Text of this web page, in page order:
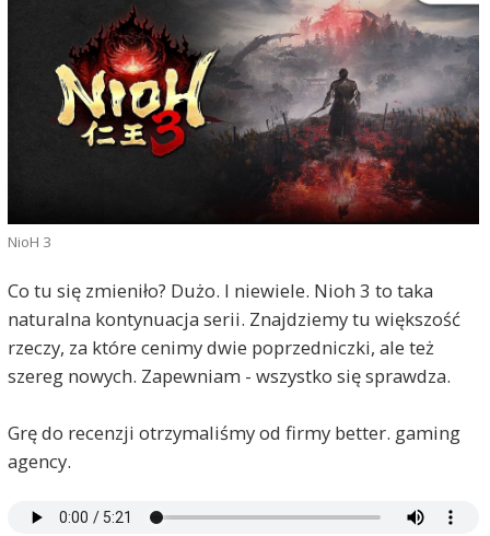
NioH 3
Co tu się zmieniło? Dużo. I niewiele. Nioh 3 to taka
naturalna kontynuacja serii. Znajdziemy tu większość
rzeczy, za które cenimy dwie poprzedniczki, ale też
szereg nowych. Zapewniam - wszystko się sprawdza.
Grę do recenzji otrzymaliśmy od firmy better. gaming
agency.